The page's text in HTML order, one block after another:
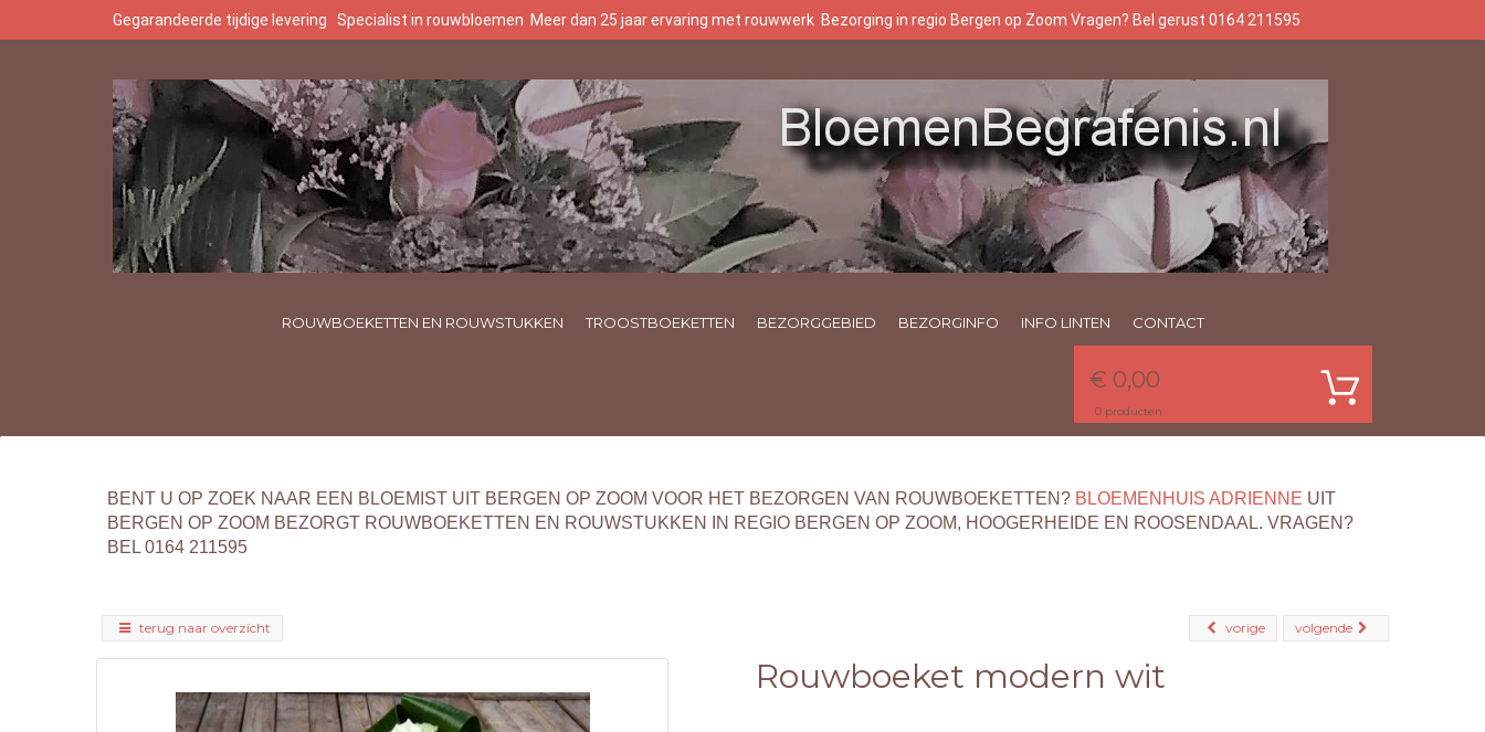
Gegarandeerde tijdige levering Specialist in rouwbloemen Meer dan 25 jaar ervaring met rouwwerk Bezorging in regio Bergen op Zoom Vragen? Bel gerust 0164 211595
ROUWBOEKETTEN EN ROUWSTUKKEN TROOSTBOEKETTEN BEZORGGEBIED BEZORGINFO INFO LINTEN CONTACT
€ 0,00
0 producten
BENT U OP ZOEK NAAR EEN BLOEMIST UIT BERGEN OP ZOOM VOOR HET BEZORGEN VAN ROUWBOEKETTEN? BLOEMENHUIS ADRIENNE UIT
BERGEN OP ZOOM BEZORGT ROUWBOEKETTEN EN ROUWSTUKKEN IN REGIO BERGEN OP ZOOM, HOOGERHEIDE EN ROOSENDAAL. VRAGEN?
BEL 0164 211595
terug naar overzicht volgende
vorige
Rouwboeket modern wit